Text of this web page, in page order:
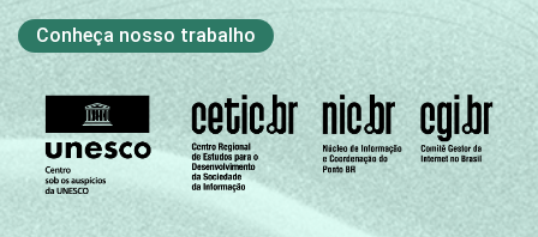
Conheça nosso trabalho